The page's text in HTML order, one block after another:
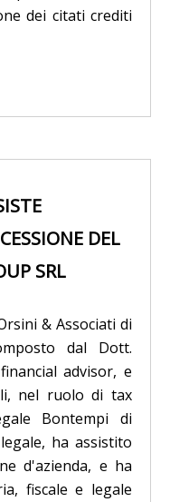
dei citati crediti
DEL
SRL
& Associati di
dal Dott.
advisor, e
nel ruolo di tax
Bontempi di
ha assistito
d'azienda, e ha
fiscale e legale